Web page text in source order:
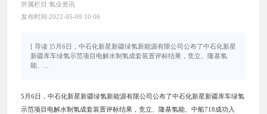
所属栏目:氢业资讯
发布时间:2022-05-09 10:06
[ 导读 ]5月6日，中石化新星新疆绿氢新能源有限公司公布了中石化新星
新疆库车绿氢示范项目电解水制氢成套装置评标结果，竞立、隆基氢
能、...
5月6日，中石化新星新疆绿氢新能源有限公司公布了中石化新星新疆库车绿氢
示范项目电解水制氢成套装置评标结果，竞立、隆基氢能、中船718成功入